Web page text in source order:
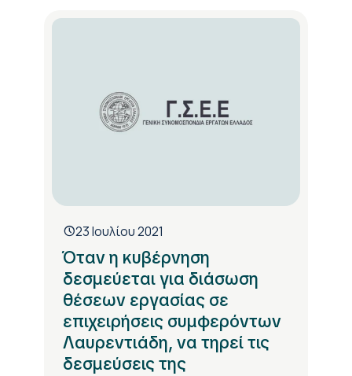
23 Ιουλίου 2021
Όταν η κυβέρνηση
δεσμεύεται για διάσωση
θέσεων εργασίας σε
επιχειρήσεις συμφερόντων
Λαυρεντιάδη, να τηρεί τις
δεσμεύσεις της